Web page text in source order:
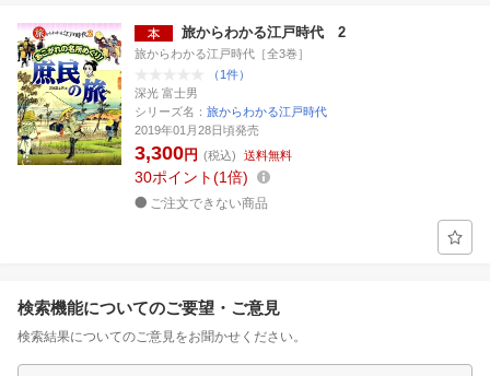
旅からわかる江戸時代 2
旅からわかる江戸時代［全3巻］
（1件）
深光 富士男
シリーズ名： 旅からわかる江戸時代
2019年01月28日頃発売
3,300円 (税込) 送料無料
30ポイント 1倍
ご注文できない商品
検索機能についてのご要望・ご意見
検索結果についてのご意見をお聞かせください。